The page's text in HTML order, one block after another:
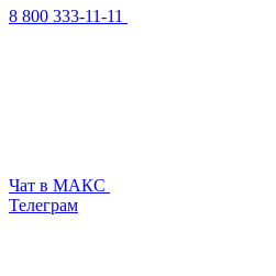
8 800 333-11-11
Чат в МАКС
Телеграм